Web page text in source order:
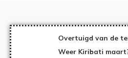
Overtuigd van de
Weer Kiribati